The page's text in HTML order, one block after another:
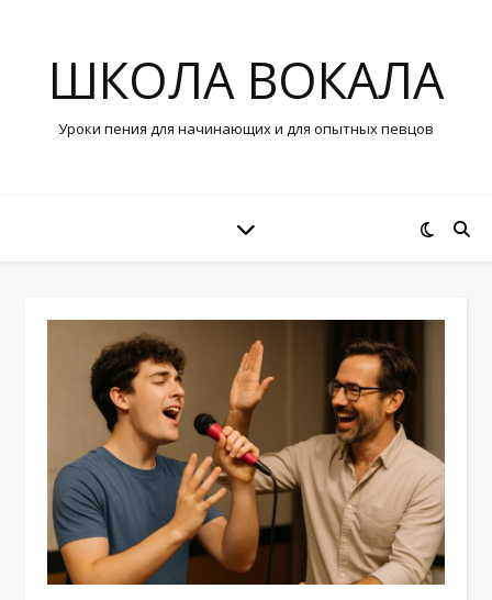
ШКОЛА ВОКАЛА
Уроки пения для начинающих и для опытных певцов